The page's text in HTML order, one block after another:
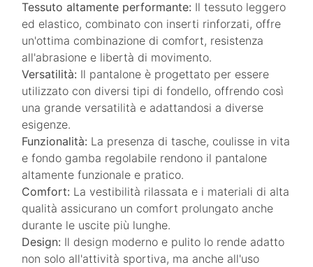
Tessuto altamente performante: Il tessuto leggero
ed elastico, combinato con inserti rinforzati, offre
un'ottima combinazione di comfort, resistenza
all'abrasione e libertà di movimento.
Versatilità: Il pantalone è progettato per essere
utilizzato con diversi tipi di fondello, offrendo così
una grande versatilità e adattandosi a diverse
esigenze.
Funzionalità: La presenza di tasche, coulisse in vita
e fondo gamba regolabile rendono il pantalone
altamente funzionale e pratico.
Comfort: La vestibilità rilassata e i materiali di alta
qualità assicurano un comfort prolungato anche
durante le uscite più lunghe.
Design: Il design moderno e pulito lo rende adatto
non solo all'attività sportiva, ma anche all'uso